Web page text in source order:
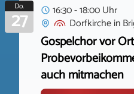
Do.
27
16:30 - 18:00 Uhr
Dorfkirchein
Gospelchor vor
auch mitmachen